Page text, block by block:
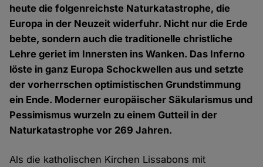
heute die folgenreichste Naturkatastrophe, die
Europa in der Neuzeit widerfuhr. Nicht nur die Erde
bebte, sondern auch die traditionelle christliche
Lehre geriet im Innersten ins Wanken. Das Inferno
löste in ganz Europa Schockwellen aus und setzte
der vorherrschen optimistischen Grundstimmung
ein Ende. Moderner europäischer Säkularismus und
Pessimismus wurzeln zu einem Gutteil in der
Naturkatastrophe vor 269 Jahren.
Als die katholischen Kirchen Lissabons mit